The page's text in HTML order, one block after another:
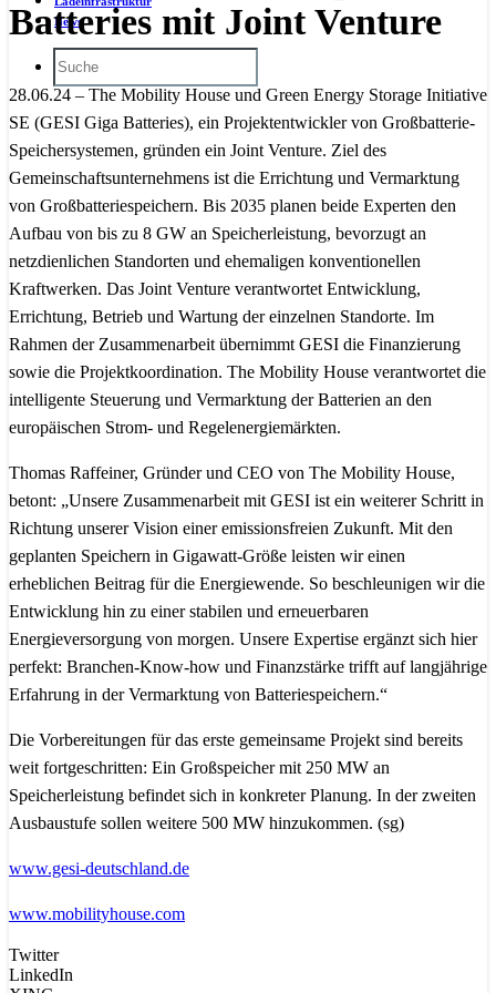
News
Batteries mit Joint Venture
28.06.24 – The Mobility House und Green Energy Storage Initiative
SE (GESI Giga Batteries), ein Projektentwickler von Großbatterie-
Speichersystemen, gründen ein Joint Venture. Ziel des
Gemeinschaftsunternehmens ist die Errichtung und Vermarktung
von Großbatteriespeichern. Bis 2035 planen beide Experten den
Aufbau von bis zu 8 GW an Speicherleistung, bevorzugt an
netzdienlichen Standorten und ehemaligen konventionellen
Kraftwerken. Das Joint Venture verantwortet Entwicklung,
Errichtung, Betrieb und Wartung der einzelnen Standorte. Im
Rahmen der Zusammenarbeit übernimmt GESI die Finanzierung
sowie die Projektkoordination. The Mobility House verantwortet die
intelligente Steuerung und Vermarktung der Batterien an den
europäischen Strom- und Regelenergiemärkten.
Thomas Raffeiner, Gründer und CEO von The Mobility House,
betont: „Unsere Zusammenarbeit mit GESI ist ein weiterer Schritt in
Richtung unserer Vision einer emissionsfreien Zukunft. Mit den
geplanten Speichern in Gigawatt-Größe leisten wir einen
erheblichen Beitrag für die Energiewende. So beschleunigen wir die
Entwicklung hin zu einer stabilen und erneuerbaren
Energieversorgung von morgen. Unsere Expertise ergänzt sich hier
perfekt: Branchen-Know-how und Finanzstärke trifft auf langjährige
Erfahrung in der Vermarktung von Batteriespeichern.“
Die Vorbereitungen für das erste gemeinsame Projekt sind bereits
weit fortgeschritten: Ein Großspeicher mit 250 MW an
Speicherleistung befindet sich in konkreter Planung. In der zweiten
Ausbaustufe sollen weitere 500 MW hinzukommen. (sg)
www.gesi-deutschland.de
www.mobilityhouse.com
Twitter
LinkedIn